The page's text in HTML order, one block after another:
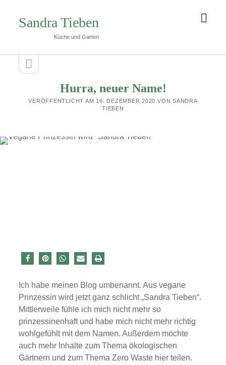
Sandra Tieben
Küche und Garten
Seitenleiste
Seitenleiste
öffnen
Hurra, neuer Name!
VERÖFFENTLICHT AM 16. DEZEMBER 2020 VON SANDRA
TIEBEN
Ich habe meinen Blog umbenannt. Aus vegane
Prinzessin wird jetzt ganz schlicht „Sandra Tieben“.
Mittlerweile fühle ich mich nicht mehr so
prinzessinenhaft und habe mich nicht mehr richtig
wohlgefühlt mit dem Namen. Außerdem möchte
auch mehr Inhalte zum Thema ökologischen
Gärtnern und zum Thema Zero Waste hier teilen.